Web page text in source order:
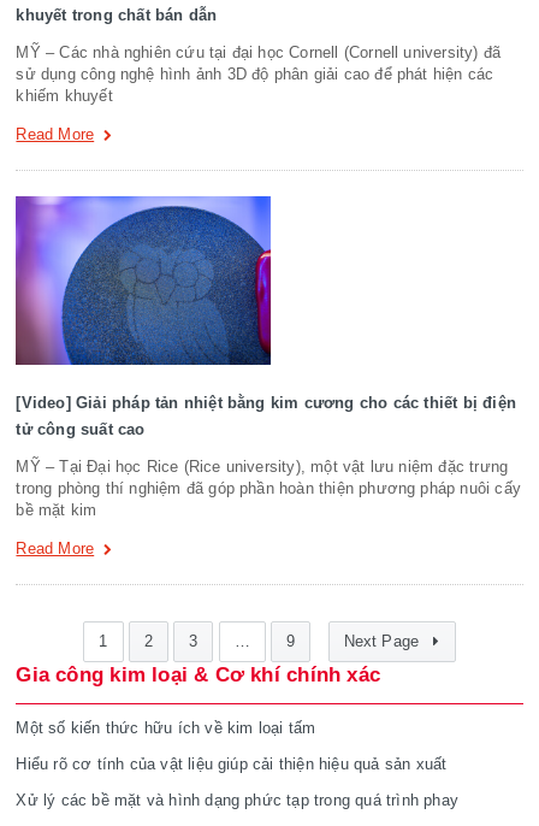
khuyết trong chất bán dẫn
MỸ – Các nhà nghiên cứu tại đại học Cornell (Cornell university) đã
sử dụng công nghệ hình ảnh 3D độ phân giải cao để phát hiện các
khiếm khuyết
Read More
[Video] Giải pháp tản nhiệt bằng kim cương cho các thiết bị điện
tử công suất cao
MỸ – Tại Đại học Rice (Rice university), một vật lưu niệm đặc trưng
trong phòng thí nghiệm đã góp phần hoàn thiện phương pháp nuôi cấy
bề mặt kim
Read More
1 2 3 … 9 Next Page
Gia công kim loại & Cơ khí chính xác
Một số kiến thức hữu ích về kim loại tấm
Hiểu rõ cơ tính của vật liệu giúp cải thiện hiệu quả sản xuất
Xử lý các bề mặt và hình dạng phức tạp trong quá trình phay